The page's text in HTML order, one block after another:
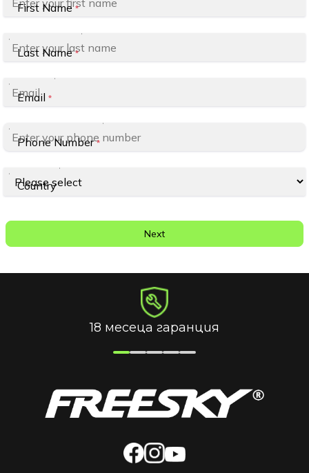
First Name *
Last Name *
Email *
Phone Number *
Country
Next
18 месеца гаранция